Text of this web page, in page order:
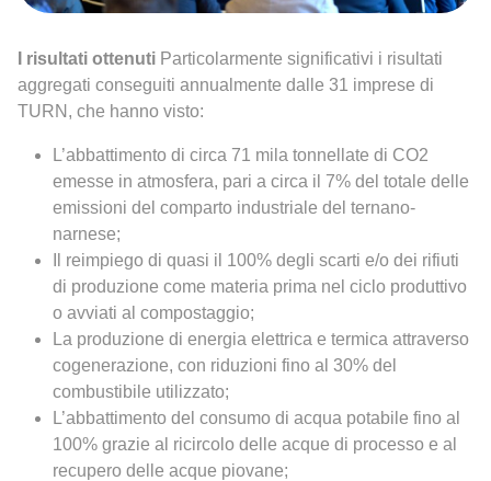
I risultati ottenuti Particolarmente significativi i risultati
aggregati conseguiti annualmente dalle 31 imprese di
TURN, che hanno visto:
L’abbattimento di circa 71 mila tonnellate di CO2
emesse in atmosfera, pari a circa il 7% del totale delle
emissioni del comparto industriale del ternano-
narnese;
Il reimpiego di quasi il 100% degli scarti e/o dei rifiuti
di produzione come materia prima nel ciclo produttivo
o avviati al compostaggio;
La produzione di energia elettrica e termica attraverso
cogenerazione, con riduzioni fino al 30% del
combustibile utilizzato;
L’abbattimento del consumo di acqua potabile fino al
100% grazie al ricircolo delle acque di processo e al
recupero delle acque piovane;